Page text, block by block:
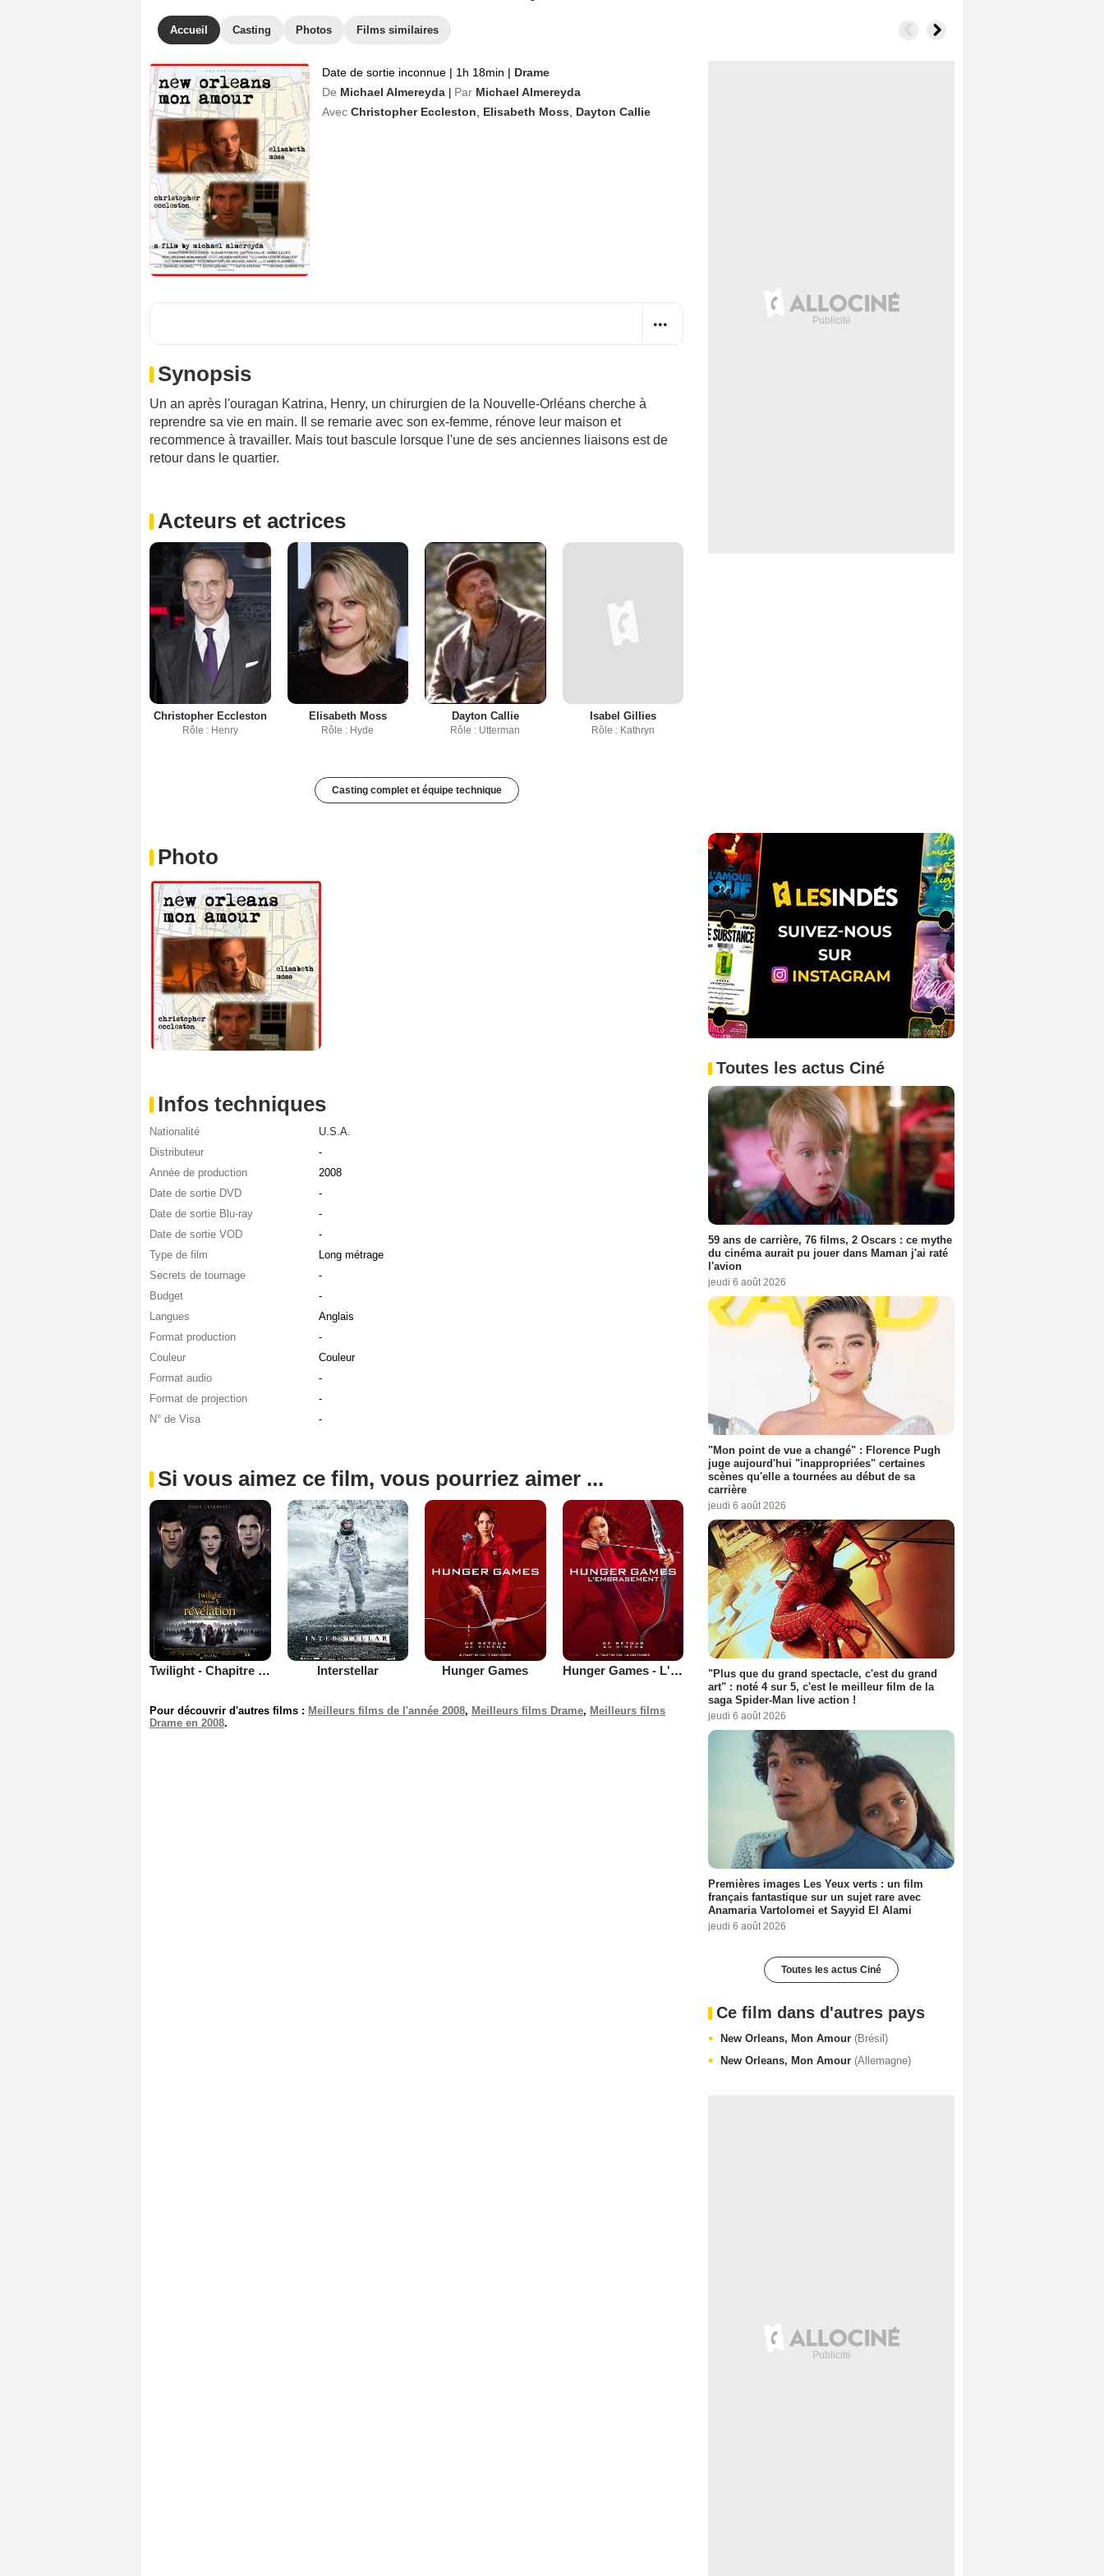
Accueil Casting Photos Films similaires
Date de sortie inconnue | 1h 18min | Drame
De Michael Almereyda Par Michael Almereyda
Avec Christopher Eccleston Elisabeth Moss Dayton Callie
Synopsis
Un an après l'ouragan Katrina, Henry, un chirurgien de la Nouvelle-Orléans cherche à
reprendre sa vie en main. Il se remarie avec son ex-femme, rénove leur maison et
recommence à travailler. Mais tout bascule lorsque l'une de ses anciennes liaisons est de
retour dans le quartier.
Acteurs et actrices
Christopher Eccleston
Rôle : Henry
Elisabeth Moss
Rôle : Hyde
Dayton Callie
Rôle : Utterman
Isabel Gillies
Rôle : Kathryn
Casting complet et équipe technique
Photo
Infos techniques
Nationalité
U.S.A.
Distributeur
-
Année de production
2008
Date de sortie DVD
-
Date de sortie Blu-ray
-
Date de sortie VOD
-
Type de film
Long métrage
Secrets de tournage
-
Budget
-
Langues
Anglais
Format production
-
Couleur
Couleur
Format audio
-
Format de projection
-
N° de Visa
-
Si vous aimez ce film, vous pourriez aimer ...
Twilight - Chapitre 5 : Révélation 2e partie Interstellar Hunger Games Hunger Games - L'embrasement
Pour découvrir d'autres films : Meilleurs films de l'année 2008, Meilleurs films Drame, Meilleurs films
Drame en 2008.
Toutes les actus Ciné
59 ans de carrière, 76 films, 2 Oscars : ce mythe
du cinéma aurait pu jouer dans Maman j'ai raté
l'avion
jeudi 6 août 2026
"Mon point de vue a changé" : Florence Pugh
juge aujourd'hui "inappropriées" certaines
scènes qu'elle a tournées au début de sa
carrière
jeudi 6 août 2026
"Plus que du grand spectacle, c'est du grand
art" : noté 4 sur 5, c'est le meilleur film de la
saga Spider-Man live action !
jeudi 6 août 2026
Premières images Les Yeux verts : un film
français fantastique sur un sujet rare avec
Anamaria Vartolomei et Sayyid El Alami
jeudi 6 août 2026
Toutes les actus Ciné
Ce film dans d'autres pays
New Orleans, Mon Amour (Brésil)
New Orleans, Mon Amour (Allemagne)